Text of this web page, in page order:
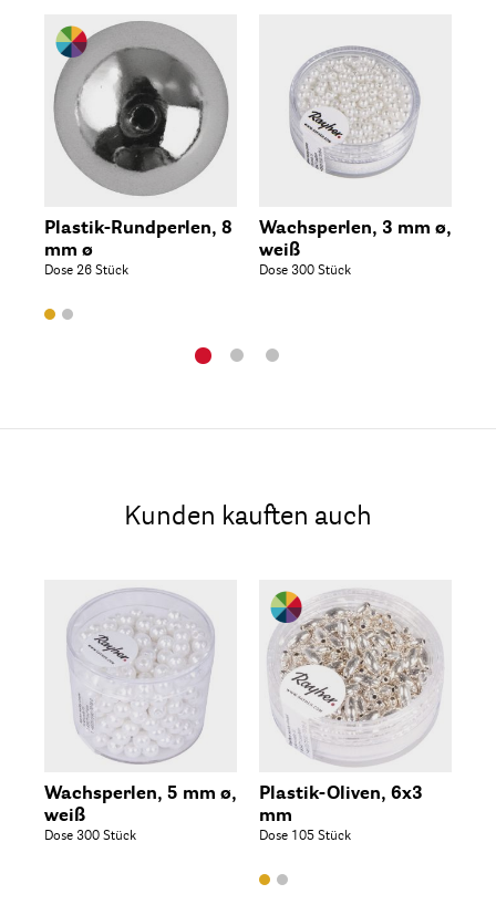
Plastik-Rundperlen, 8
mm ø
Dose 26 Stück
Wachsperlen, 3 mm ø,
weiß
Dose 300 Stück
Kunden kauften auch
Wachsperlen, 5 mm ø,
weiß
Dose 300 Stück
Plastik-Oliven, 6x3
mm
Dose 105 Stück